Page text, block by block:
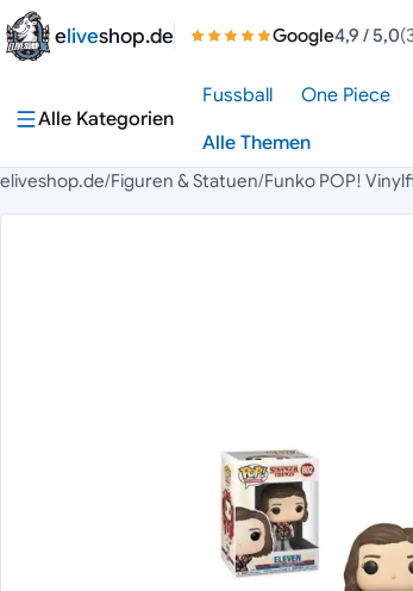
Zum Inhalt springen
eliveshop.de Google4,9 / 5,0
Alle Kategorien
Fussball One Piece
Alle Themen
eliveshop.de/Figuren & Statuen/Funko POP!